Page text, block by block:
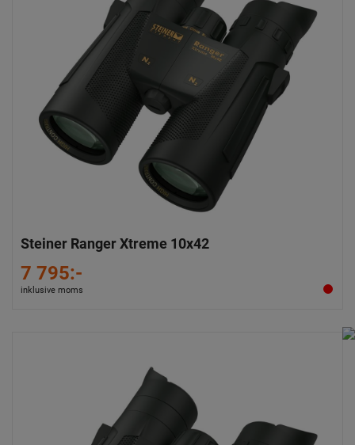
Steiner Ranger Xtreme 10x42
7 795:-
inklusive moms